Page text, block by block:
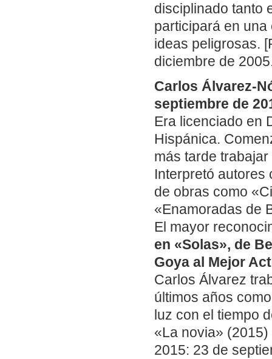
disciplinado tanto
participará en
ideas peligrosas.
diciembre de
Carlos Álvarez-
septiembre de
Era licenciado en
Hispánica.
más tarde
Interpretó autores
de obras como
«Enamoradas de
El mayor
en «Solas», de
Goya al Mejor
Carlos Álvarez
últimos años
luz con el tiempo
«La novia»
2015: 23 de